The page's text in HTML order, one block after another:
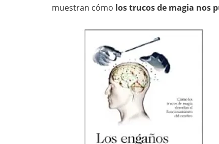
muestran cómo los trucos de magia nos